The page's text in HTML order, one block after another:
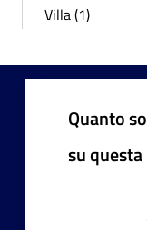
Villa (1)
Quanto
su